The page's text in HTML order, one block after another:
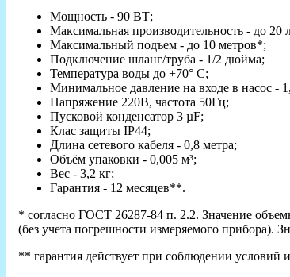
Мощность - 90 ВТ;
Максимальная производительность - до 20
Максимальный подъем - до 10 метров*;
Подключение шланг/труба - 1/2 дюйма;
Температура воды до +70° С;
Минимальное давление на входе в насос -
Напряжение 220В, частота 50Гц;
Пусковой конденсатор 3 µF;
Клас защиты IP44;
Длина сетевого кабеля - 0,8 метра;
Объём упаковки - 0,005 м³;
Вес - 3,2 кг;
Гарантия - 12 месяцев**.
* cогласно ГОСТ 26287-84 п. 2.2. Значение
(без учета погрешности измеряемого прибора).
** гарантия действует при соблюдении условий